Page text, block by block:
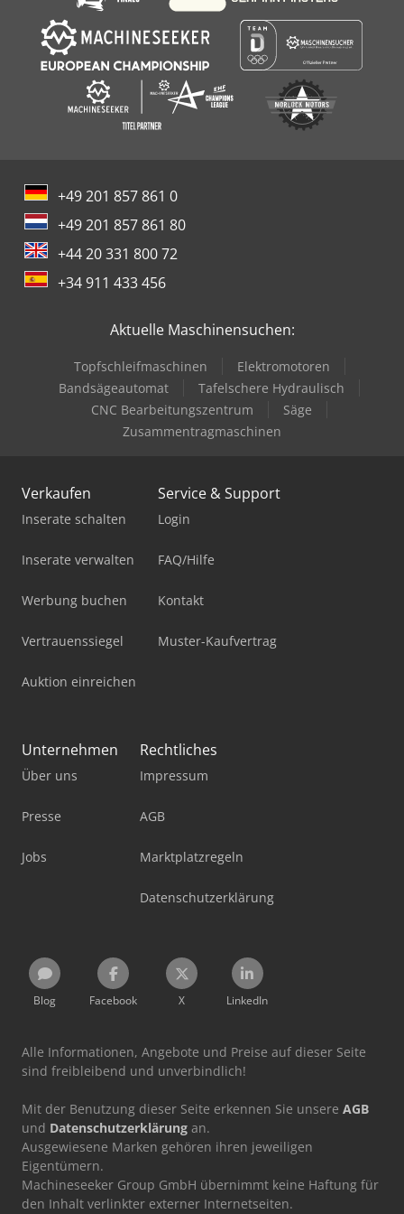
+49 201 857 861 0
+49 201 857 861 80
+44 20 331 800 72
+34 911 433 456
Aktuelle Maschinensuchen:
Topfschleifmaschinen
Elektromotoren
Bandsägeautomat
Tafelschere Hydraulisch
CNC Bearbeitungszentrum
Säge
Zusammentragmaschinen
Verkaufen
Inserate schalten
Inserate verwalten
Werbung buchen
Vertrauenssiegel
Auktion einreichen
Service & Support
Login
FAQ/Hilfe
Kontakt
Muster-Kaufvertrag
Unternehmen
Über uns
Presse
Jobs
Rechtliches
Impressum
AGB
Marktplatzregeln
Datenschutzerklärung
Blog Facebook X LinkedIn
Alle Informationen, Angebote und Preise auf dieser Seite
sind freibleibend und unverbindlich!
Mit der Benutzung dieser Seite erkennen Sie unsere AGB
und Datenschutzerklärung an.
Ausgewiesene Marken gehören ihren jeweiligen
Eigentümern.
Machineseeker Group GmbH übernimmt keine Haftung für
den Inhalt verlinkter externer Internetseiten.